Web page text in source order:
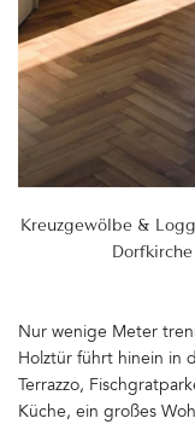
Kreuzgewölbe &
Nur wenige Meter
Holztür führt hinein in
Terrazzo,
Küche, ein großes